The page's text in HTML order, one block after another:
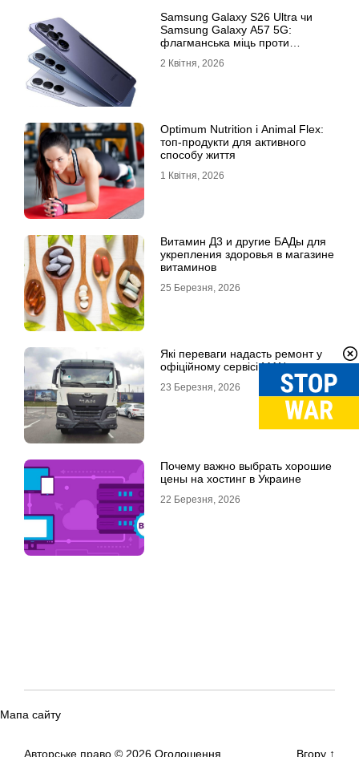
Samsung Galaxy S26 Ultra чи
Samsung Galaxy A57 5G:
флагманська міць проти
2 Квітня, 2026
Optimum Nutrition і Animal Flex:
топ-продукти для активного
способу життя
1 Квітня, 2026
Витамин Д3 и другие БАДы для
укрепления здоровья в магазине
витаминов
25 Березня, 2026
Які переваги надасть ремонт у
офіційному сервісі MAN
23 Березня, 2026
Почему важно выбрать хорошие
цены на хостинг в Украине
22 Березня, 2026
Мапа сайту
Авторське право © 2026 Оголошення Вгору ↑